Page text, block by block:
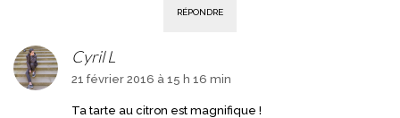
RÉPONDRE
Cyril L
21 février 2016 à 15 h 16 min
Ta tarte au citron est magnifique !